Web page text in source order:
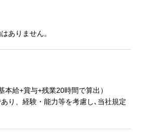
ありません。
給+賞与+残業20時間で算出）
り、経験・能力等を考慮し､当社規定